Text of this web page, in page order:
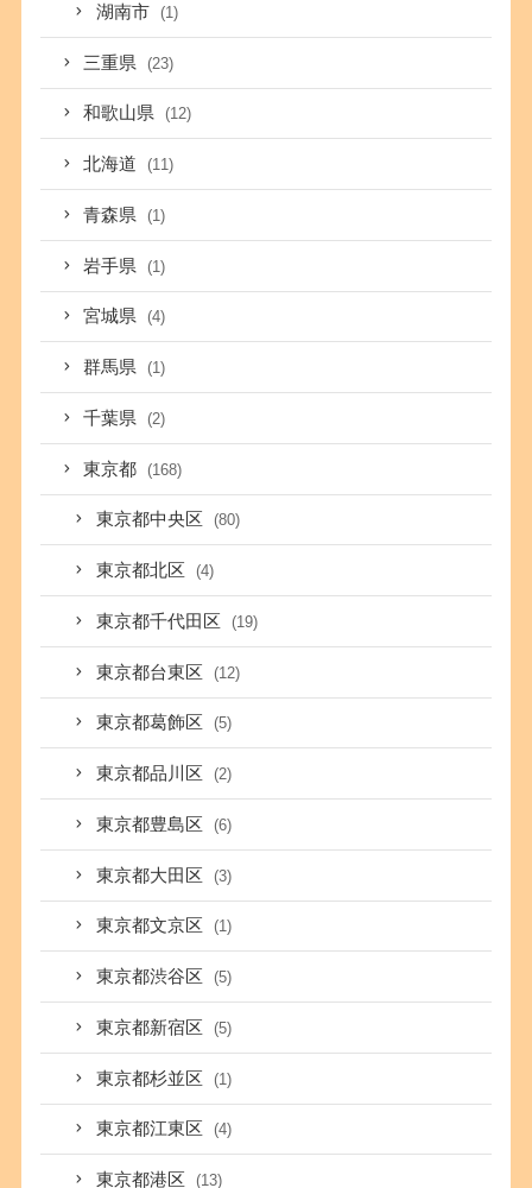
湖南市 (1)
三重県 (23)
和歌山県 (12)
北海道 (11)
青森県 (1)
岩手県 (1)
宮城県 (4)
群馬県 (1)
千葉県 (2)
東京都 (168)
東京都中央区 (80)
東京都北区 (4)
東京都千代田区 (19)
東京都台東区 (12)
東京都葛飾区 (5)
東京都品川区 (2)
東京都豊島区 (6)
東京都大田区 (3)
東京都文京区 (1)
東京都渋谷区 (5)
東京都新宿区 (5)
東京都杉並区 (1)
東京都江東区 (4)
東京都港区 (13)